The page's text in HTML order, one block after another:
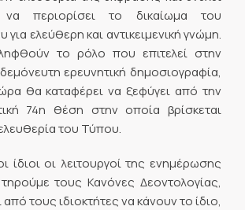
περιορίσει το δικαίωμα του
ελεύθερη και αντικειμενική γνώμη.
το ρόλο που επιτελεί στην
ερευνητική δημοσιογραφία,
θα καταφέρει να ξεφύγει από την
74η θέση στην οποία βρίσκεται
του Τύπου.
ίδιοι οι λειτουργοί της ενημέρωσης
τους Κανόνες Δεοντολογίας,
τους ιδιοκτήτες να κάνουν το ίδιο,